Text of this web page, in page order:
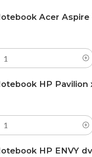
Acer Aspire
HP Pavilion
HP ENVY